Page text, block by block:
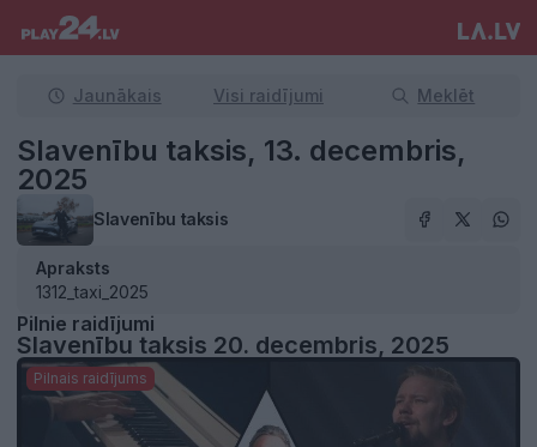
Jaunākais Visi raidījumi Meklēt
Slavenību taksis, 13. decembris,
2025
Slavenību taksis
Apraksts
1312_taxi_2025
Pilnie raidījumi
Slavenību taksis 20. decembris, 2025
Pilnais raidījums